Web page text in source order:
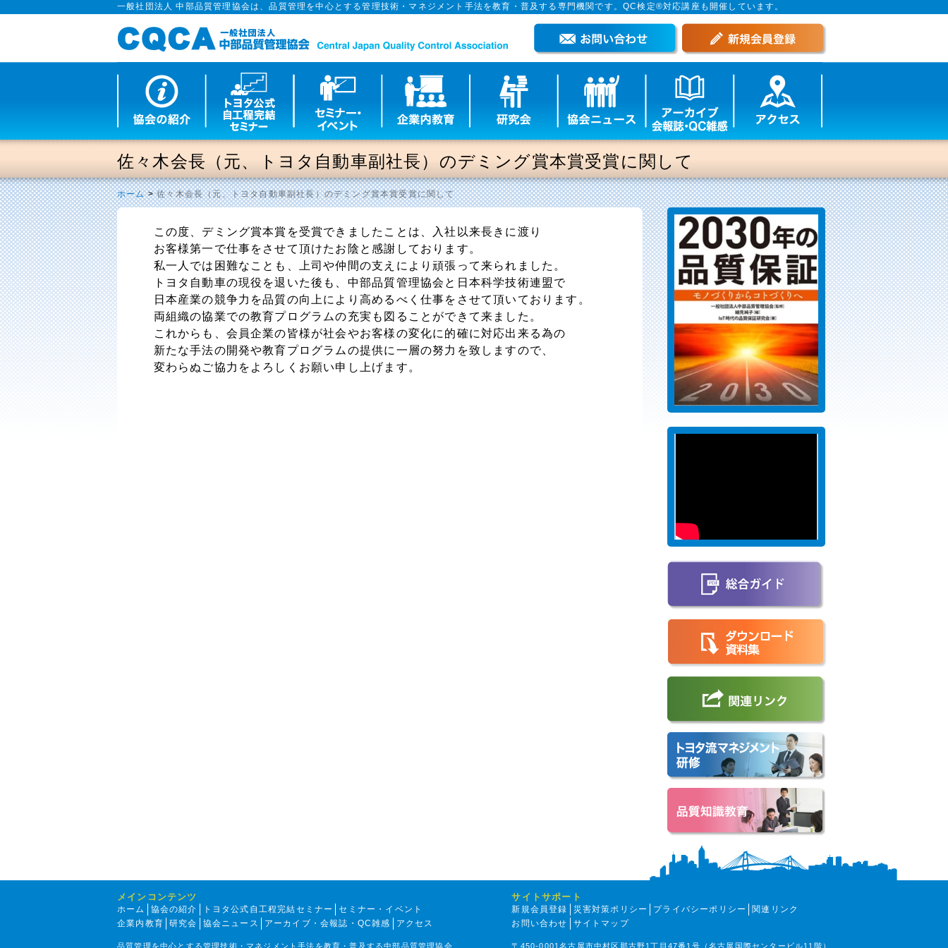
一般社団法人 中部品質管理協会は、品質管理を中心とする管理技術・マネジメント手法を教育・普及する専門機関です。QC検定®対応講座も開催しています。
佐々木会長（元、トヨタ自動車副社長）のデミング賞本賞受賞に関して
ホーム>佐々木会長（元、トヨタ自動車副社長）のデミング賞本賞受賞に関して
この度、デミング賞本賞を受賞できましたことは、入社以来長きに渡り
お客様第一で仕事をさせて頂けたお陰と感謝しております。
私一人では困難なことも、上司や仲間の支えにより頑張って来られました。
トヨタ自動車の現役を退いた後も、中部品質管理協会と日本科学技術連盟で
日本産業の競争力を品質の向上により高めるべく仕事をさせて頂いております。
両組織の協業での教育プログラムの充実も図ることができて来ました。
これからも、会員企業の皆様が社会やお客様の変化に的確に対応出来る為の
新たな手法の開発や教育プログラムの提供に一層の努力を致しますので、
変わらぬご協力をよろしくお願い申し上げます。
メインコンテンツ
ホーム 協会の紹介 トヨタ公式自工程完結セミナー
セミナー・イベント
企業内教育
研究会 協会ニュース アーカイブ・会報誌・QC雑感 アクセス
品質管理を中心とする管理技術・マネジメント手法を教育・普及する中部品質管理協会
サイトサポート
新規会員登録 災害対策ポリシー プライバシーポリシー
関連リンク
お問い合わせ
サイトマップ
〒450-0001名古屋市中村区那古野1丁目47番1号（名古屋国際センタービル11階）